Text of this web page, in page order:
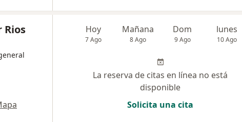
Rios
Hoy
7 Ago
Mañana
8 Ago
Dom
9 Ago
lunes
10 Ago
La reserva de citas en línea no está
disponible
Solicita una cita